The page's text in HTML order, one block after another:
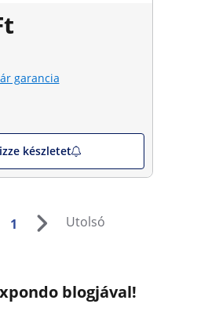
garancia
készletet
1 Utolsó
blogjával!